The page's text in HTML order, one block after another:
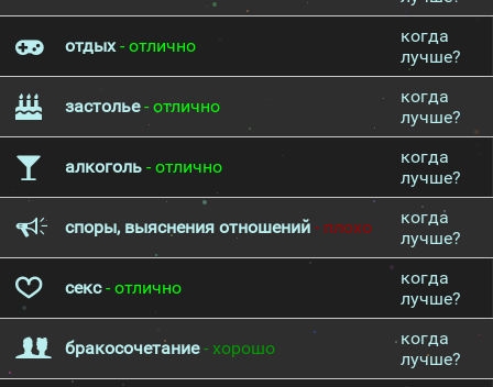
отдых- отлично
когда
лучше?
застолье- отлично
когда
лучше?
алкоголь - отлично
когда
лучше?
споры, выяснения отношений - плохо
когда
лучше?
секс- отлично
когда
лучше?
бракосочетание- хорошо
когда
лучше?